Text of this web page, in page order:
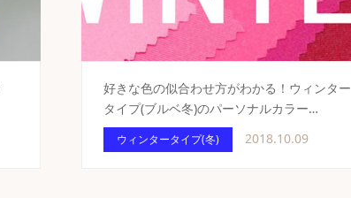
好きな色の似合わせ方がわかる！ウィンター
タイプ(ブルベ冬)のパーソナルカラー…
ウィンタータイプ(冬) 2018.10.09